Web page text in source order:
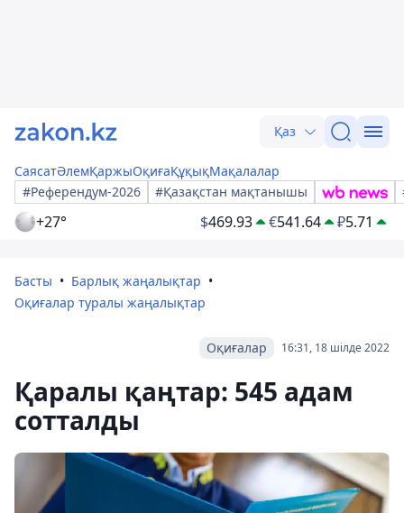
Қаз
СаясатӘлемҚаржыОқиғаҚұқықМақалалар
#Референдум-2026
#Қазақстан мақтанышы
+27° $469.93 €541.64 ₽5.71
Басты
Барлық жаңалықтар
Оқиғалар туралы жаңалықтар
16:31, 18 шілде 2022
Оқиғалар
Қаралы қаңтар: 545 адам
сотталды